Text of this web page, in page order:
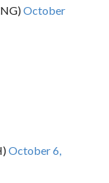
October
October 6,